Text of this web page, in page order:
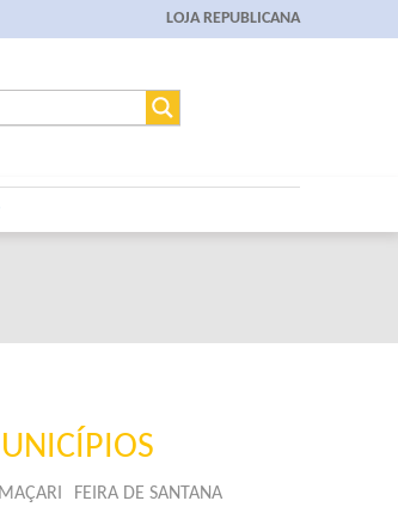
LOJA REPUBLICANA
FEIRA DE SANTANA